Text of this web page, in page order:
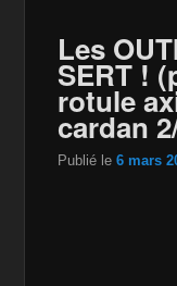
Les
SERT !
rotule
cardan
Publié le6 mars